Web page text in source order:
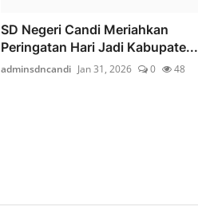
SD Negeri Candi Meriahkan
Peringatan Hari Jadi Kabupate...
adminsdncandi Jan 31, 2026 0 48